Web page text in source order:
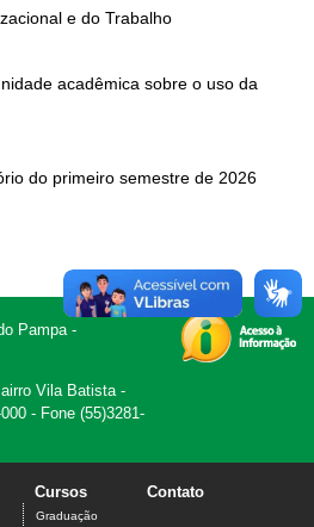
e do Trabalho
acadêmica sobre o uso da
do primeiro semestre de 2026
Pampa -
Vila Batista -
- Fone (55)3281-
Cursos
Graduação
Contato